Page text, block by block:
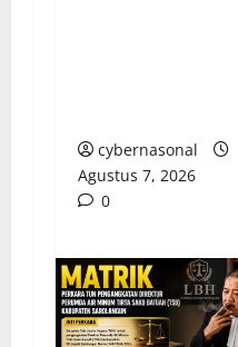
cybernasonal
Agustus 7, 2026
0